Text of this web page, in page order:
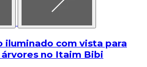
iluminado com vista para
árvores no Itaim Bibi